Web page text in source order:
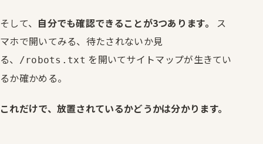
そして、 自分でも確認できることが3つあります。
ス
マホで開いてみる、待たされないか見
る、
/robots.txt を開いてサイトマップが生きてい
るか確かめる。
これだけで、放置されているかどうかは分かります。